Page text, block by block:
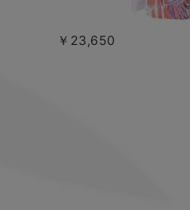
￥23,650